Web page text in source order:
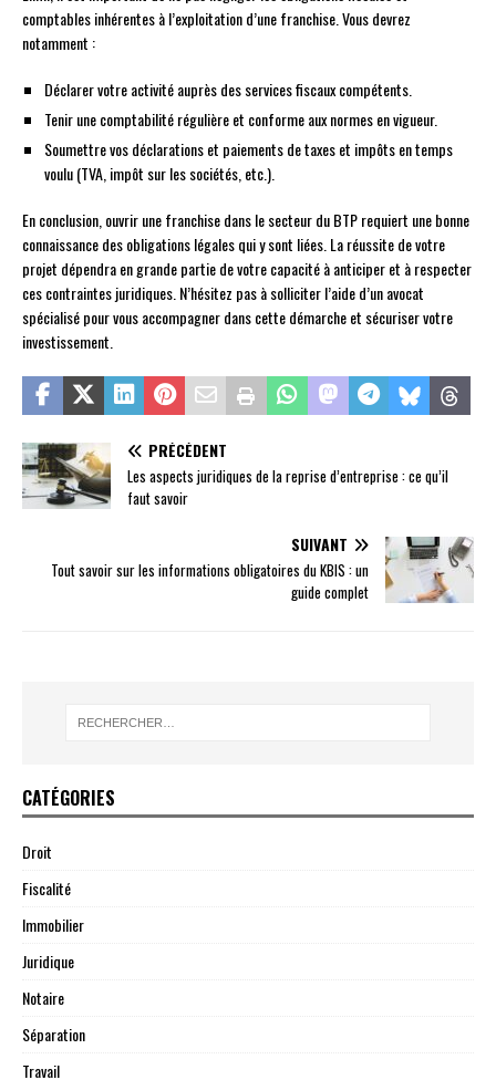
comptables inhérentes à l’exploitation d’une franchise. Vous devrez
notamment :
Déclarer votre activité auprès des services fiscaux compétents.
Tenir une comptabilité régulière et conforme aux normes en vigueur.
Soumettre vos déclarations et paiements de taxes et impôts en temps
voulu (TVA, impôt sur les sociétés, etc.).
En conclusion, ouvrir une franchise dans le secteur du BTP requiert une bonne
connaissance des obligations légales qui y sont liées. La réussite de votre
projet dépendra en grande partie de votre capacité à anticiper et à respecter
ces contraintes juridiques. N’hésitez pas à solliciter l’aide d’un avocat
spécialisé pour vous accompagner dans cette démarche et sécuriser votre
investissement.
PRÉCÉDENT
Les aspects juridiques de la reprise d’entreprise : ce qu’il
faut savoir
SUIVANT
Tout savoir sur les informations obligatoires du KBIS : un
guide complet
CATÉGORIES
Droit
Fiscalité
Immobilier
Juridique
Notaire
Séparation
Travail